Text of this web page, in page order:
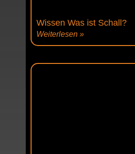
Wissen Was ist Schall?
Weiterlesen »